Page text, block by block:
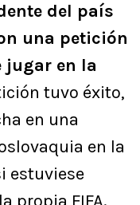
del país
una petición
jugar en la
tuvo éxito,
en una
en la
estuviese